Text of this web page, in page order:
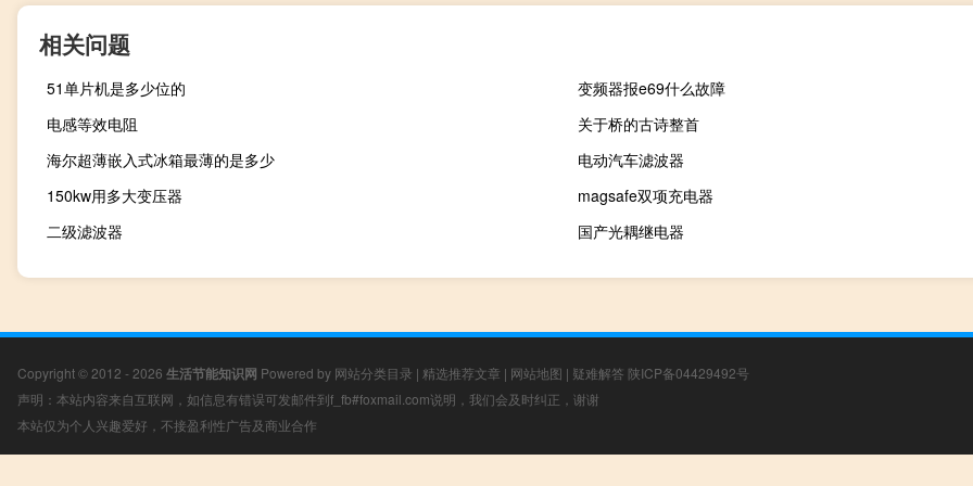
相关问题
51单片机是多少位的
变频器报e69什么故障
电感等效电阻
关于桥的古诗整首
海尔超薄嵌入式冰箱最薄的是多少
电动汽车滤波器
150kw用多大变压器
magsafe双项充电器
二级滤波器
国产光耦继电器
Copyright © 2012 - 2026 生活节能知识网 Powered by 网站分类目录 | 精选推荐文章 | 网站地图 | 疑难解答 陕ICP备04429492号
声明：本站内容来自互联网，如信息有错误可发邮件到f_fb#foxmail.com说明，我们会及时纠正，谢谢
本站仅为个人兴趣爱好，不接盈利性广告及商业合作